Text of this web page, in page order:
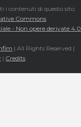
i contenuti di questo sito
Commons
- Non opere derivate 4.0
| All Rights Reserved |
| Credits